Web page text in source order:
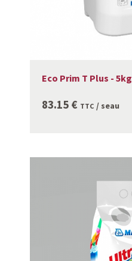
Eco Prim T Plus - 5kg
83.15 € TTC / seau